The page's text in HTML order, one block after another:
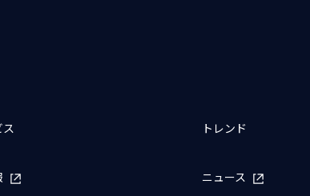
ス トレンド
ニュース